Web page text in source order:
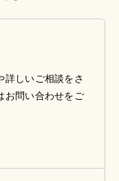
詳しいご相談をさ
お問い合わせをご